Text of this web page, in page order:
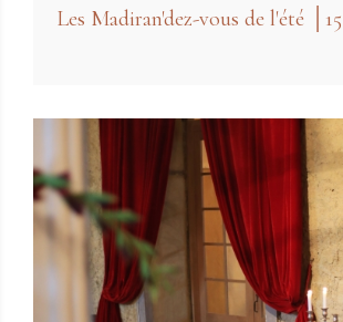
Les Madiran'dez-vous de l'été